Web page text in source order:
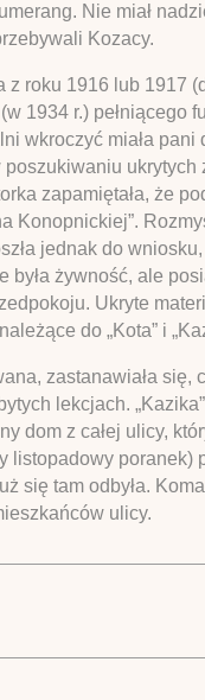
Nie miał
Kozacy.
roku 1916 lub 1917
1934 r.)
wkroczyć miała
zapamiętała, że
Konopnickiej”.
jednak do
żywność, ale
Ukryte
do „Kota” i
zastanawiała
lekcjach.
dom z całej ulicy,
listopadowy
się tam odbyła.
ulicy.